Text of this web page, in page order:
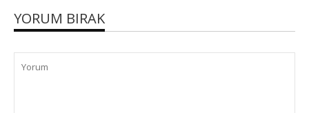
YORUM BIRAK